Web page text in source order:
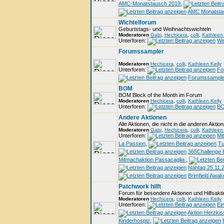
AMC-Monatstausch 2019
AMC
Wichtelforum
Geburtstags- und Weihnachtswichteln
Moderatoren Gabi Hechicera colli Kathleen
Unterforen:
Forumssampler
Moderatoren Hechicera colli Kathleen Kelly
Unterforen:
BOM
BOM Block of the Month im Forum
Moderatoren Hechicera colli Kathleen Kelly
Unterforen:
Andere Aktionen
Alle Aktionen, die nicht in die anderen
Moderatoren Gabi Hechicera colli Kathleen
Unterforen:
La Passion
365Challenge
Mitmachaktion Passacaglia
Nähtag
Brimfield
Patchwork hilft
Forum für besondere Aktionen und
Moderatoren Hechicera colli Kathleen Kelly
Unterforen:
Aktion
Kinderhospiz